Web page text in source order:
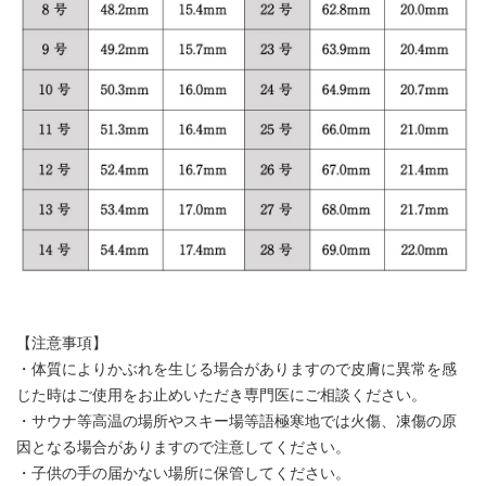
【注意事項】
・体質によりかぶれを生じる場合がありますので皮膚に異常を感
じた時はご使用をお止めいただき専門医にご相談ください。
・サウナ等高温の場所やスキー場等語極寒地では火傷、凍傷の原
因となる場合がありますので注意してください。
・子供の手の届かない場所に保管してください。